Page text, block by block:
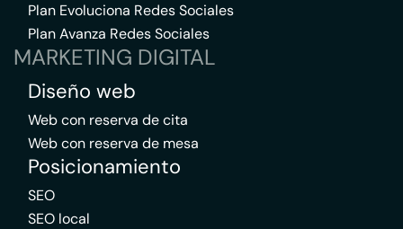
Plan Evoluciona Redes Sociales
Plan Avanza Redes Sociales
MARKETING DIGITAL
Diseño web
Web con reserva de cita
Web con reserva de mesa
Posicionamiento
SEO
SEO local